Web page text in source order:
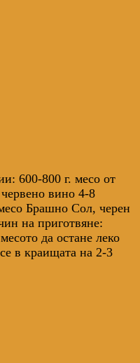
600-800 г. месо от
вино 4-8
Брашно Сол, черен
на приготвяне:
да остане леко
в краищата на 2-3